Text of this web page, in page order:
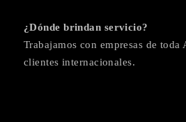
¿Dónde brindan servicio?
Trabajamos con empresas de toda
clientes internacionales.